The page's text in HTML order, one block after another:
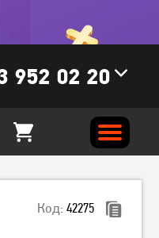
952 02 20
Код: 42275